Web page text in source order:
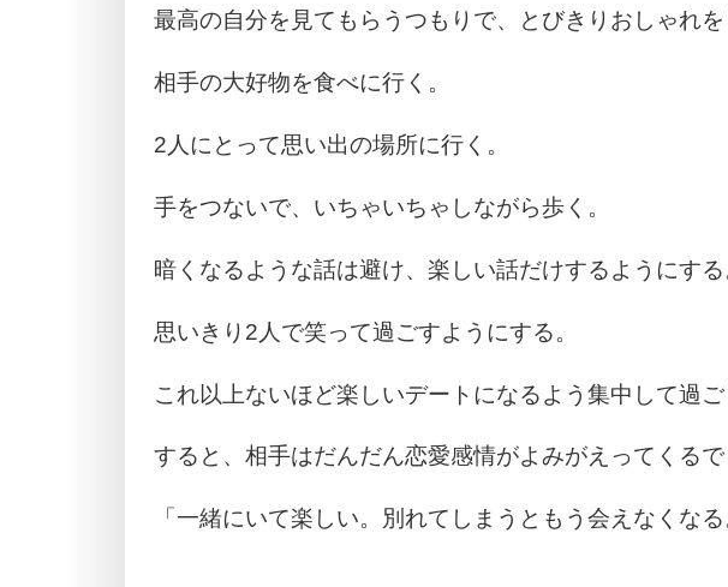
最高の自分を見てもらうつもりで、とびきりおしゃれを
相手の大好物を食べに行く。
2人にとって思い出の場所に行く。
手をつないで、いちゃいちゃしながら歩く。
暗くなるような話は避け、楽しい話だけするようにする
思いきり2人で笑って過ごすようにする。
これ以上ないほど楽しいデートになるよう集中して過ご
すると、相手はだんだん恋愛感情がよみがえってくるで
「一緒にいて楽しい。別れてしまうともう会えなくなる